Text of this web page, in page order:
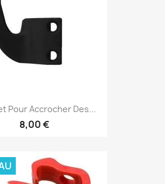
Pour Accrocher Des...
8,00 €